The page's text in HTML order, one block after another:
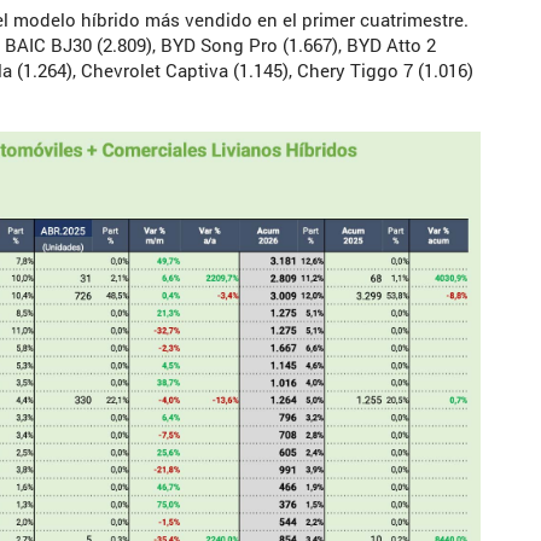
modelo híbrido más vendido en el primer cuatrimestre.
BJ30 (2.809), BYD Song Pro (1.667), BYD Atto 2
(1.264), Chevrolet Captiva (1.145), Chery Tiggo 7 (1.016)